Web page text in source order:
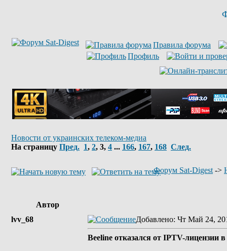
Правила форума
Профиль
Новости от украинских телеком-медиа
На страницу Пред. 1, 2, 3, 4 ... 166, 167, 168 След.
Форум Sat-Digest ->
Автор
lvv_68
Добавлено: Чт Май 24,
Beeline отказался от IPTV-лицензии